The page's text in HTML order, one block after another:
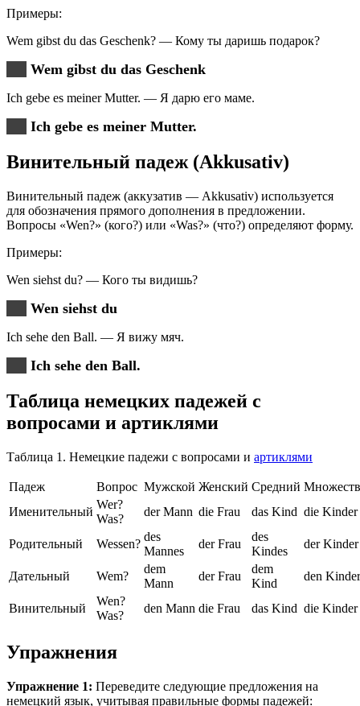
Примеры:
Wem gibst du das Geschenk? — Кому ты даришь подарок?
Wem gibst du das Geschenk
Ich gebe es meiner Mutter. — Я дарю его маме.
Ich gebe es meiner Mutter.
Винительный падеж (Akkusativ)
Винительный падеж (аккузатив — Akkusativ) используется
для обозначения прямого дополнения в предложении.
Вопросы «Wen?» (кого?) или «Was?» (что?) определяют форму.
Примеры:
Wen siehst du? — Кого ты видишь?
Wen siehst du
Ich sehe den Ball. — Я вижу мяч.
Ich sehe den Ball.
Таблица немецких падежей с
вопросами и артиклями
Таблица 1. Немецкие падежи с вопросами и артиклями
Падеж Вопрос Мужской Женский Средний
Именительный
Wer?
Was?
der Mann die Frau das Kind die Kinder
Родительный Wessen?
des
Mannes
der Frau
des
Kindes
der Kinder
Дательный Wem?
dem
Mann
der Frau
dem
Kind
den
Винительный
Wen?
Was?
den Mann die Frau das Kind die Kinder
Упражнения
Упражнение 1: Переведите следующие предложения на
немецкий язык, учитывая правильные формы падежей: